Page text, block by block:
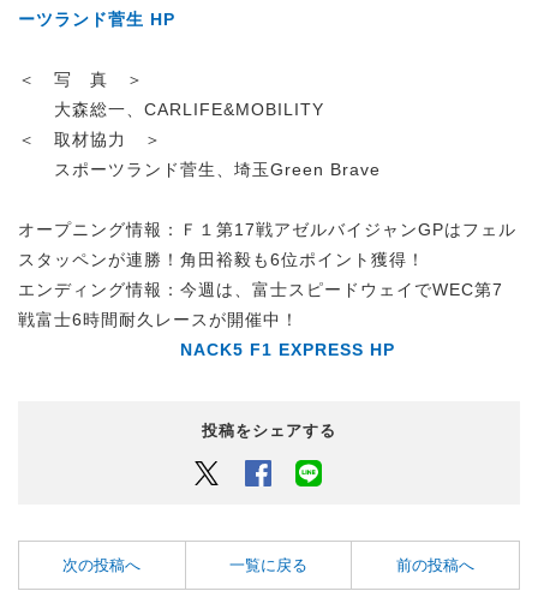
ーツランド菅生 HP
＜ 写 真 ＞
大森総一、CARLIFE&MOBILITY
＜ 取材協力 ＞
スポーツランド菅生、埼玉Green Brave
オープニング情報：Ｆ１第17戦アゼルバイジャンGPはフェル
スタッペンが連勝！角田裕毅も6位ポイント獲得！
エンディング情報：今週は、富士スピードウェイでWEC第7
戦富士6時間耐久レースが開催中！
NACK5 F1 EXPRESS HP
投稿をシェアする
Twitter Facebook
次の投稿へ 一覧に戻る 前の投稿へ